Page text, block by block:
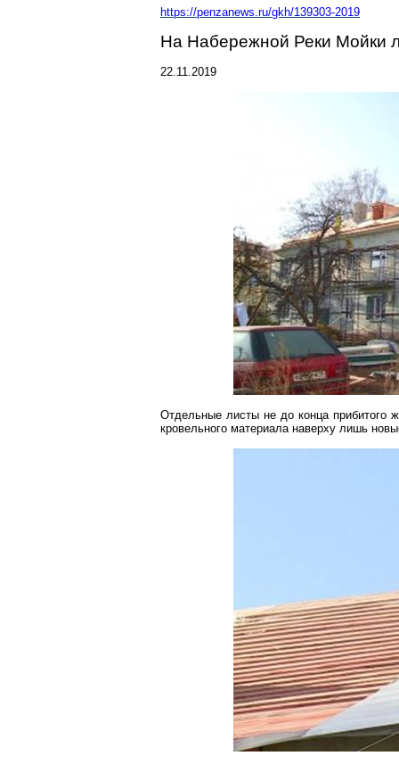
https://penzanews.ru/gkh/139303-2019
На Набережной Реки Мойки
22.11.2019
Отдельные листы не до конца
кровельного материала наверху лишь